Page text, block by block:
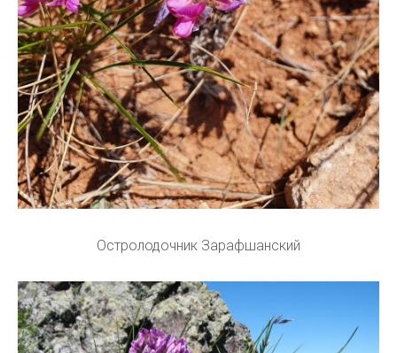
Остролодочник Зарафшанский